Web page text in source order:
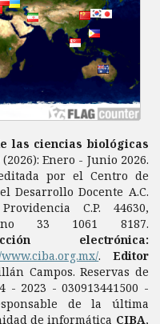
las ciencias biológicas
Enero - Junio 2026.
por el Centro de
Desarrollo Docente A.C.
C.P. 44630,
33 1061 8187.
electrónica:
. Editor
Campos. Reservas de
- 2023 - 030913441500 -
de la última
de informática CIBA,